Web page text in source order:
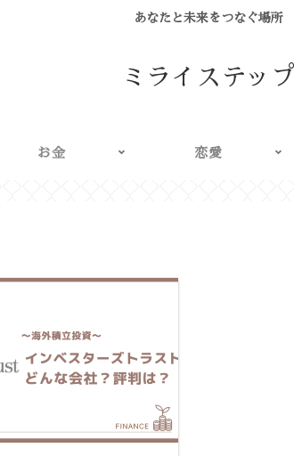
あなたと未来をつなぐ場所
ミライステップ
お金 恋愛